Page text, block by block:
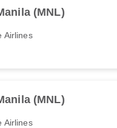
(MNL)
Airlines
(MNL)
Airlines